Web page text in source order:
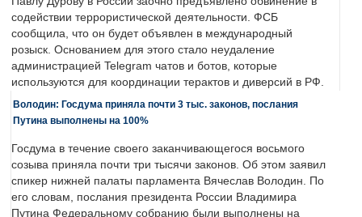
содействии террористической деятельности. ФСБ
сообщила, что он будет объявлен в международный
розыск. Основанием для этого стало неудаление
администрацией Telegram чатов и ботов, которые
используются для координации терактов и диверсий в РФ.
Володин: Госдума приняла почти 3 тыс. законов, послания
Путина выполнены на 100%
Госдума в течение своего заканчивающегося восьмого
созыва приняла почти три тысячи законов. Об этом заявил
спикер нижней палаты парламента Вячеслав Володин. По
его словам, послания президента России Владимира
Путина Федеральному собранию были выполнены на